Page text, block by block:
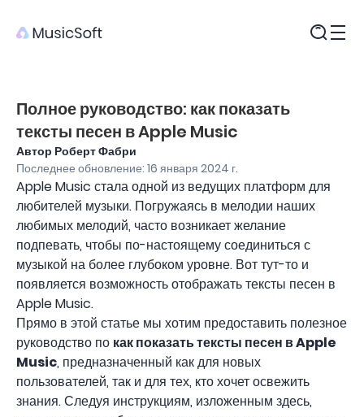
Полное руководство: как показать
тексты песен в Apple Music
Автор Роберт Фабри
Последнее обновление: 16 января 2024 г.
Apple Music стала одной из ведущих платформ для
любителей музыки. Погружаясь в мелодии наших
любимых мелодий, часто возникает желание
подпевать, чтобы по-настоящему соединиться с
музыкой на более глубоком уровне. Вот тут-то и
появляется возможность отображать тексты песен в
Apple Music.
Прямо в этой статье мы хотим предоставить полезное
руководство по как показать тексты песен в Apple
Music, предназначенный как для новых
пользователей, так и для тех, кто хочет освежить
знания. Следуя инструкциям, изложенным здесь,